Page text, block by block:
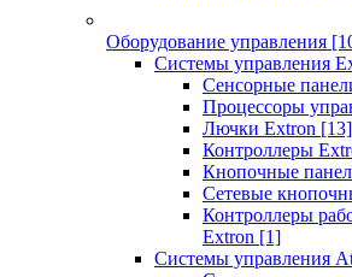
Оборудование управления
Системы управления
Сенсорные
Процессоры
Лючки Extron [13]
Контроллеры
Кнопочные
Сетевые
Контроллеры
Extron [1]
Системы управления